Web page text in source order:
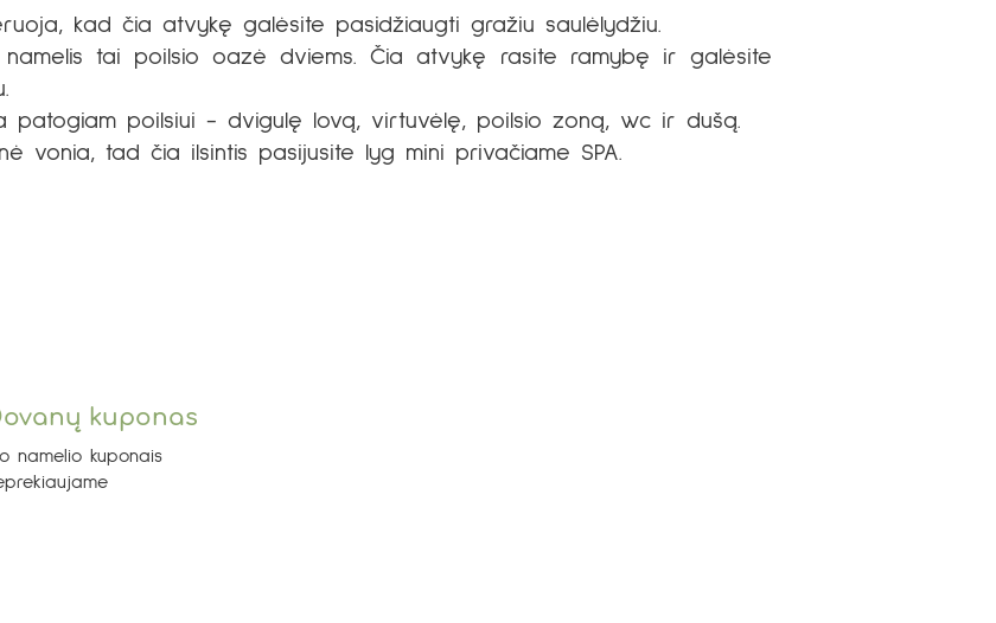
kad čia atvykę galėsite pasidžiaugti gražiu saulėlydžiu.
tai poilsio oazė dviems. Čia atvykę rasite ramybę ir galėsite
patogiam poilsiui - dvigulę lovą, virtuvėlę, poilsio zoną, wc ir dušą.
vonia, tad čia ilsintis pasijusite lyg mini privačiame SPA.
kuponas
namelio kuponais